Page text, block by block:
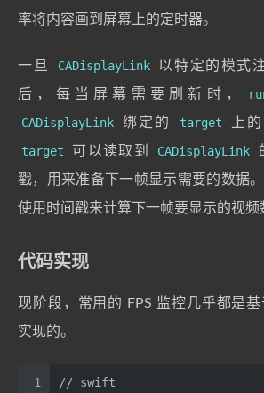
率将内容画到屏幕上的定时器。
一旦 CADisplayLink 以特定的模式
后，每当屏幕需要刷新时，
CADisplayLink
绑定的 target 上的
target
可以读取到 CADisplayLink
戳，用来准备下一帧显示需要的数据
使用时间戳来计算下一帧要显示的视频
代码实现
现阶段，常用的 FPS 监控几乎都是基
实现的。
1
// swift